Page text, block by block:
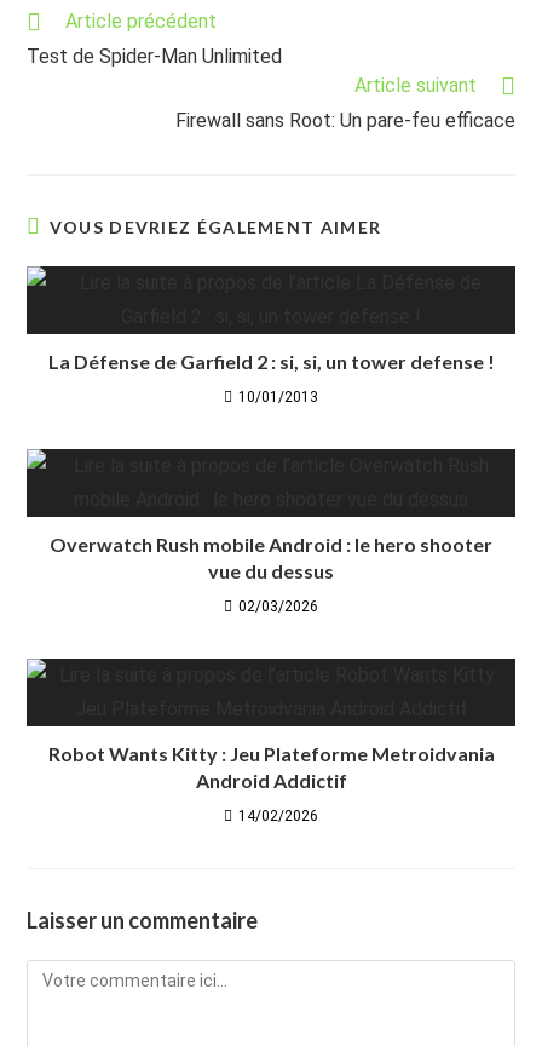
Read
articles
Article précédent
Test de Spider-Man Unlimited
Article suivant
Firewall sans Root: Un pare-feu efficace
VOUS DEVRIEZ ÉGALEMENT AIMER
La Défense de Garfield 2 : si, si, un tower defense !
10/01/2013
Overwatch Rush mobile Android : le hero shooter
vue du dessus
02/03/2026
Robot Wants Kitty : Jeu Plateforme Metroidvania
Android Addictif
14/02/2026
Laisser un commentaire
Comment